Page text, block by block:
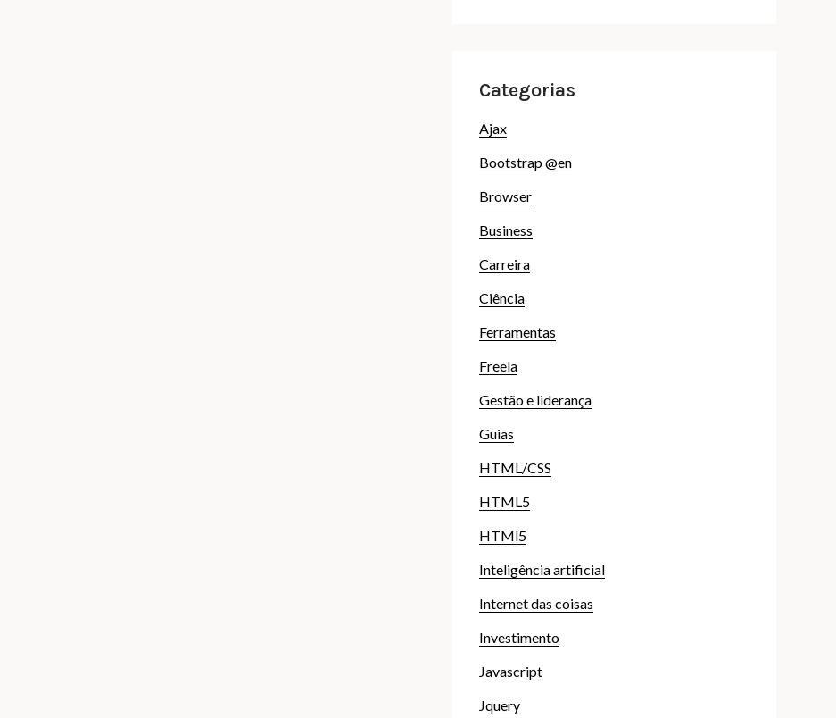
Categorias
Ajax
Bootstrap @en
Browser
Business
Carreira
Ciência
Ferramentas
Freela
Gestão e liderança
Guias
HTML/CSS
HTML5
HTMl5
Inteligência artificial
Internet das coisas
Investimento
Javascript
Jquery